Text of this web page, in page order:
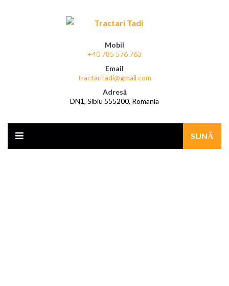
Mobil
+40 785 576 763
Email
tractaritadi@gmail.com
Adresă
DN1, Sibiu 555200, Romania
SUNĂ